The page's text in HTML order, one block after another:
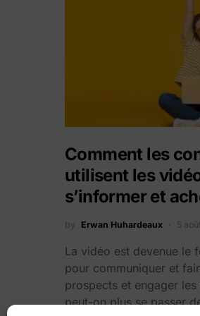
Comment les
utilisent les
s’informer et
by Erwan Huhardeaux 5
La vidéo est devenue le
pour communiquer et
prospects et engager
peut-on plus se passer